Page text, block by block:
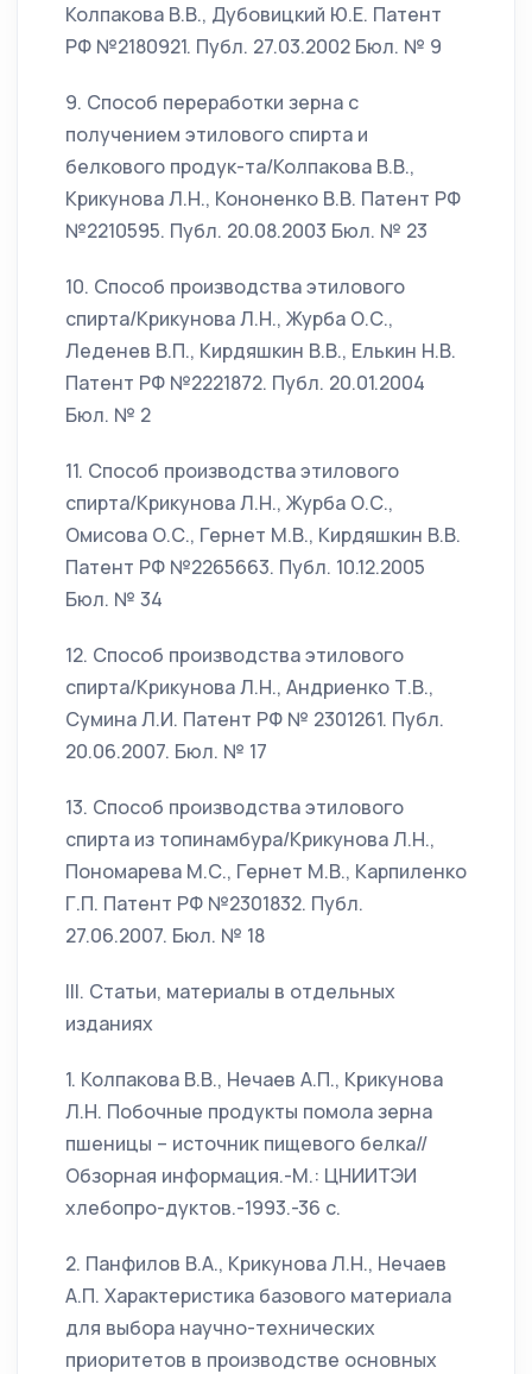
Колпакова В.В., Дубовицкий Ю.Е. Патент
РФ №2180921. Публ. 27.03.2002 Бюл. № 9
9. Способ переработки зерна с
получением этилового спирта и
белкового продук-та/Колпакова В.В.,
Крикунова Л.Н., Кононенко В.В. Патент РФ
№2210595. Публ. 20.08.2003 Бюл. № 23
10. Способ производства этилового
спирта/Крикунова Л.Н., Журба О.С.,
Леденев В.П., Кирдяшкин В.В., Елькин Н.В.
Патент РФ №2221872. Публ. 20.01.2004
Бюл. № 2
11. Способ производства этилового
спирта/Крикунова Л.Н., Журба О.С.,
Омисова О.С., Гернет М.В., Кирдяшкин В.В.
Патент РФ №2265663. Публ. 10.12.2005
Бюл. № 34
12. Способ производства этилового
спирта/Крикунова Л.Н., Андриенко Т.В.,
Сумина Л.И. Патент РФ № 2301261. Публ.
20.06.2007. Бюл. № 17
13. Способ производства этилового
спирта из топинамбура/Крикунова Л.Н.,
Пономарева М.С., Гернет М.В., Карпиленко
Г.П. Патент РФ №2301832. Публ.
27.06.2007. Бюл. № 18
III. Статьи, материалы в отдельных
изданиях
1. Колпакова В.В., Нечаев А.П., Крикунова
Л.Н. Побочные продукты помола зерна
пшеницы – источник пищевого белка//
Обзорная информация.-М.: ЦНИИТЭИ
хлебопро-дуктов.-1993.-36 с.
2. Панфилов В.А., Крикунова Л.Н., Нечаев
А.П. Характеристика базового материала
для выбора научно-технических
приоритетов в производстве основных